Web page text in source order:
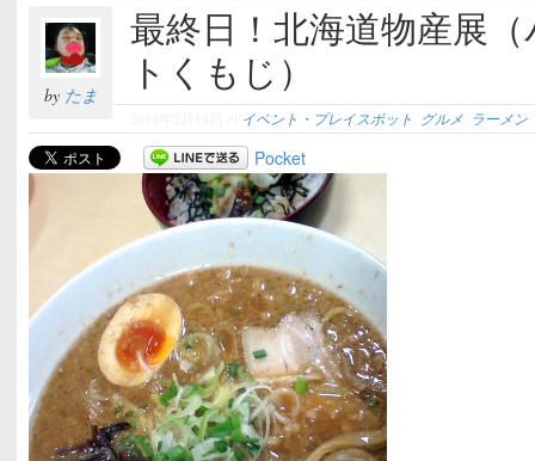
by たま
最終日！北海道物産展
トくもじ）
イベント・プレイスポット グルメ ラーメン
Pocket